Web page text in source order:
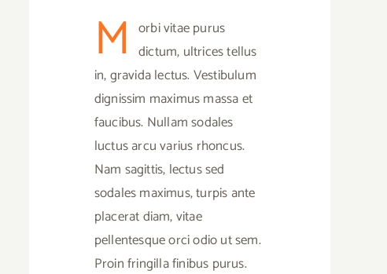
M orbi vitae purus
dictum, ultrices tellus
in, gravida lectus. Vestibulum
dignissim maximus massa et
faucibus. Nullam sodales
luctus arcu varius rhoncus.
Nam sagittis, lectus sed
sodales maximus, turpis ante
placerat diam, vitae
pellentesque orci odio ut sem.
Proin fringilla finibus purus.